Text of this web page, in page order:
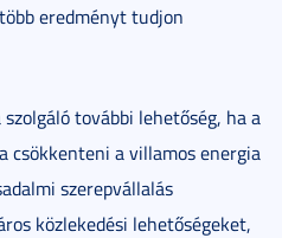
eredményt tudjon
további lehetőség, ha a
csökkenteni a villamos energia
szerepvállalás
közlekedési lehetőségeket,